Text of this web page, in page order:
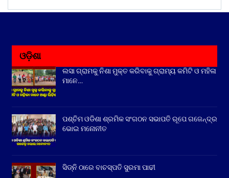
ଓଡ଼ିଶା
ଲସା ଗ୍ରାମକୁ ନିଶା ମୁକ୍ତ କରିବାକୁ ଗ୍ରାମ୍ୟ କମିଟି ଓ ମହିଳା
ମାନେ…
ପଶ୍ଚିମ ଓଡିଶା ଶ୍ରମିକ ସଂଗଠନ ସଭାପତି ରୂପେ ଗଜେନ୍ଦ୍ର
ଭୋଇ ମନୋନୀତ
ସିଡ୍‌ନି ଠାରେ ବାଚସ୍ପତି ସୁରମା ପାଢୀ